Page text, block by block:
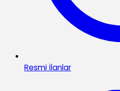
Resmi İlanlar